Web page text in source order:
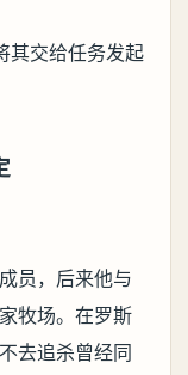
其交给任务发起
员，后来他与
牧场。在罗斯
去追杀曾经同